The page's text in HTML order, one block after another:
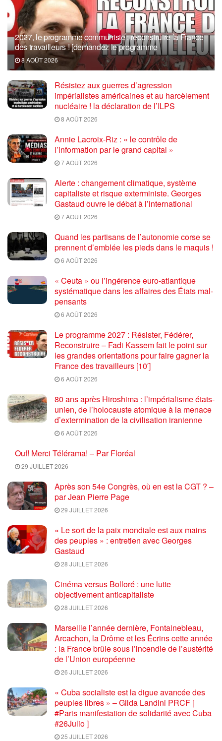
2027, le programme communiste : reconstruire la France
des travailleurs ! [demandez le programme
8 AOÛT 2026
Résistez aux guerres d’agression
impérialistes américaines et au harcèlement
nucléaire ! la déclaration de l’ILPS
8 AOÛT 2026
Annie Lacroix-Riz : « le contrôle de
l’information par le grand capital »
7 AOÛT 2026
Alerte : changement climatique, système
capitaliste et risque exterministe. Georges
Gastaud ouvre le débat à l’international
7 AOÛT 2026
Quand les partisans de l’autonomie corse se
prennent d’emblée les pieds dans le maquis !
6 AOÛT 2026
« Ceuta » ou l’ingérence euro-atlantique
systématique dans les affaires des États mal-
pensants
6 AOÛT 2026
Le programme 2027 : Résister, Fédérer,
Reconstruire – Fadi Kassem fait le point sur
les grandes orientations pour faire gagner la
France des travailleurs [10′]
6 AOÛT 2026
80 ans après Hiroshima : l’impérialisme états-
unien, de l’holocauste atomique à la menace
d’extermination de la civilisation iranienne
6 AOÛT 2026
Ouf! Merci Télérama! – Par Floréal
29 JUILLET 2026
Après son 54e Congrès, où en est la CGT ? –
par Jean Pierre Page
29 JUILLET 2026
« Le sort de la paix mondiale est aux mains
des peuples » : entretien avec Georges
Gastaud
28 JUILLET 2026
Cinéma versus Bolloré : une lutte
objectivement anticapitaliste
28 JUILLET 2026
Marseille l’année dernière, Fontainebleau,
Arcachon, la Drôme et les Écrins cette année
: la France brûle sous l’incendie de l’austérité
de l’Union européenne
26 JUILLET 2026
« Cuba socialiste est la digue avancée des
peuples libres » – Gilda Landini PRCF [
#Paris manifestation de solidarité avec Cuba
#26Julio ]
25 JUILLET 2026